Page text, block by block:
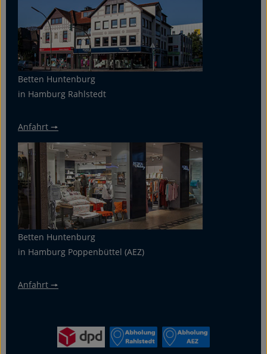
Betten Huntenburg
in Hamburg Rahlstedt
Anfahrt 🠖
Betten Huntenburg
in Hamburg Poppenbüttel (AEZ)
Anfahrt 🠖